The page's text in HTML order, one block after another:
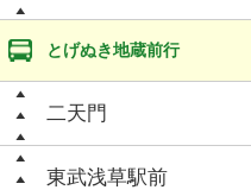
とげぬき地蔵前行
二天門
東武浅草駅前